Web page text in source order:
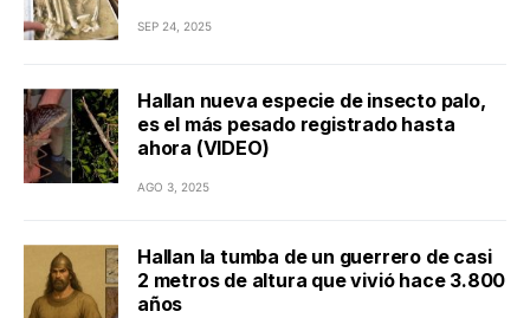
SEP 24, 2025
Hallan nueva especie de insecto palo,
es el más pesado registrado hasta
ahora (VIDEO)
AGO 3, 2025
Hallan la tumba de un guerrero de casi
2 metros de altura que vivió hace 3.800
años